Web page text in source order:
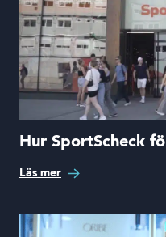
Hur SportScheck
Läs mer